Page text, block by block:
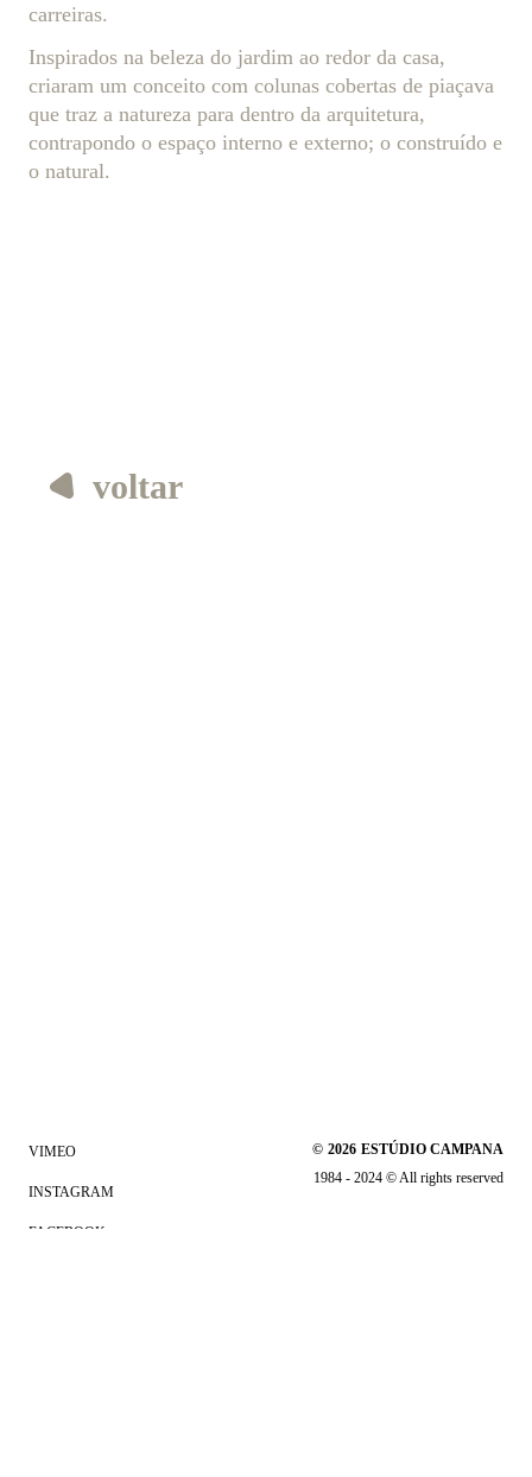
carreiras.
Inspirados na beleza do jardim ao redor da casa,
criaram um conceito com colunas cobertas de piaçava
que traz a natureza para dentro da arquitetura,
contrapondo o espaço interno e externo; o construído e
o natural.
voltar
VIMEO
INSTAGRAM
FACEBOOK
© 2026 ESTÚDIO CAMPANA
1984 - 2024 © All rights reserved